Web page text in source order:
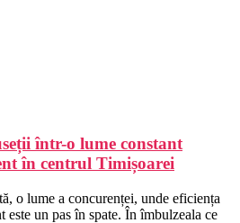
într-o lume constant
în centrul Timișoarei
o lume a concurenței, unde eficiența
este un pas în spate. În îmbulzeala ce